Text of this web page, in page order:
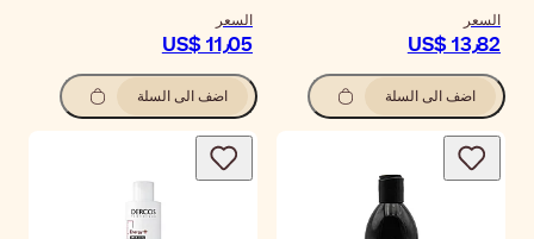
السعر
US$ 13٫82
اضف الى السلة
السعر
US$ 11٫05
اضف الى السلة